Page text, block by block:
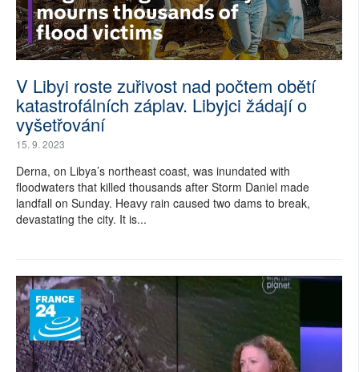
V Libyi roste zuřivost nad počtem obětí
katastrofálních záplav. Libyjci žádají o
vyšetřování
15. 9. 2023
Derna, on Libya’s northeast coast, was inundated with
floodwaters that killed thousands after Storm Daniel made
landfall on Sunday. Heavy rain caused two dams to break,
devastating the city. It is...